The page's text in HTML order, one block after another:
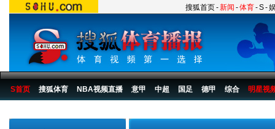
搜狐首页-新闻 -体育-S-
S首页 搜狐体育 NBA视频直播 意甲 中超 国足 德甲 综合 明星视